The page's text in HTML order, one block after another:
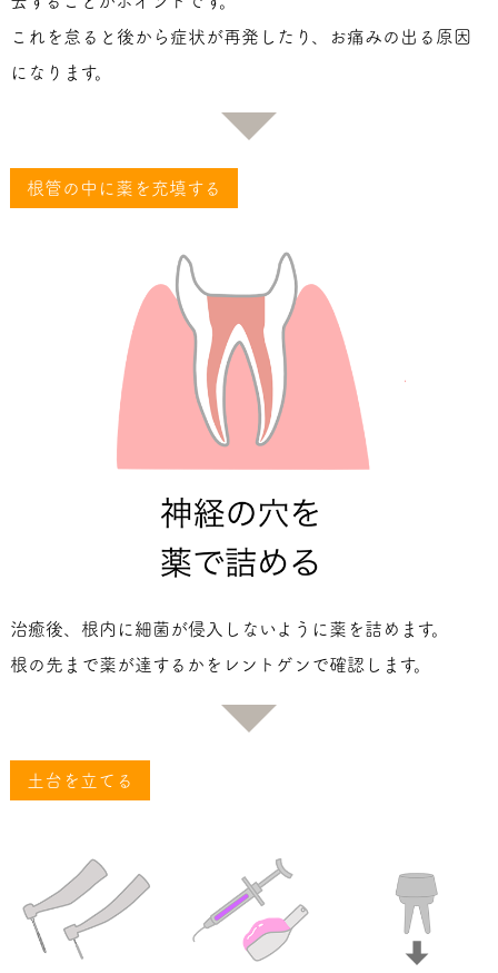
これを怠ると後から症状が再発したり、お痛みの出る原因
になります。
根管の中に薬を充填する
治癒後、根内に細菌が侵入しないように薬を詰めます。
根の先まで薬が達するかをレントゲンで確認します。
土台を立てる